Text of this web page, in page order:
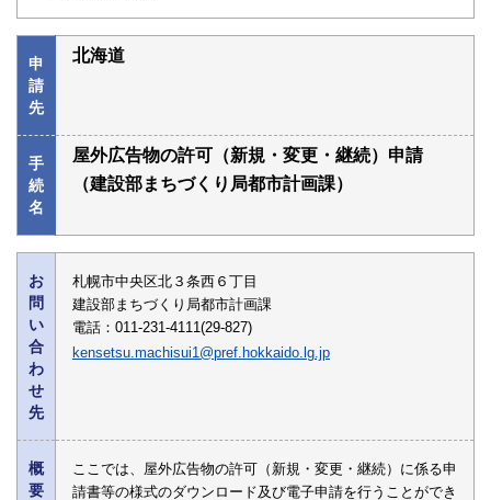
よくあるご質問
申
請
先
北海道
手
続
名
屋外広告物の許可（新規・変更・継続）申請
（建設部まちづくり局都市計画課）
お
問
い
合
わ
せ
先
札幌市中央区北３条西６丁目
建設部まちづくり局都市計画課
電話：011-231-4111(29-827)
kensetsu.machisui1@pref.hokkaido.lg.jp
概
要
ここでは、屋外広告物の許可（新規・変更・継続）に係る申
請書等の様式のダウンロード及び電子申請を行うことができ